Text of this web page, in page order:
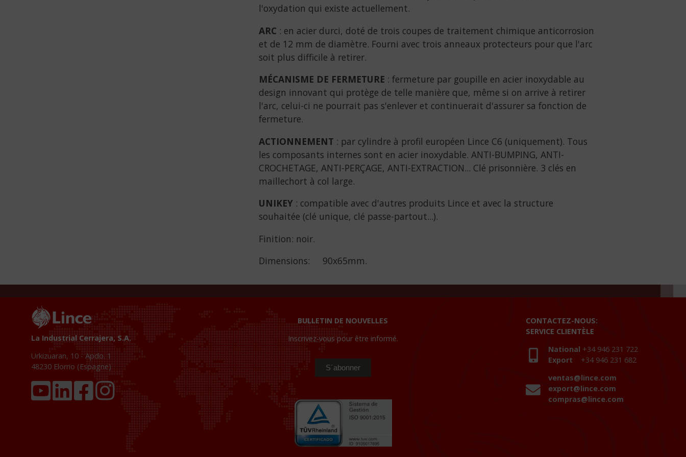
l'oxydation qui existe actuellement.
ARC : en acier durci, doté de trois coupes de traitement chimique anticorrosion
et de 12 mm de diamètre. Fourni avec trois anneaux protecteurs pour que l'arc
soit plus difficile à retirer.
MÉCANISME DE FERMETURE : fermeture par goupille en acier inoxydable au
design innovant qui protège de telle manière que, même si on arrive à retirer
l'arc, celui-ci ne pourrait pas s'enlever et continuerait d'assurer sa fonction de
fermeture.
ACTIONNEMENT : par cylindre à profil européen Lince C6 (uniquement). Tous
les composants internes sont en acier inoxydable. ANTI-BUMPING, ANTI-
CROCHETAGE, ANTI-PERÇAGE, ANTI-EXTRACTION... Clé prisonnière. 3 clés en
maillechort à col large.
UNIKEY: compatible avec d'autres produits Lince et avec la structure
souhaitée (clé unique, clé passe-partout...).
Finition: noir.
Dimensions: 90x65mm.
La Industrial Cerrajera, S.A.
Urkizuaran, 10 - Apdo. 1
48230 Elorrio (Espagne)
BULLETIN DE NOUVELLES
Inscrivez-vous pour être informé.
CONTACTEZ-NOUS:
SERVICE CLIENTÈLE
National +34 946 231 722
Export +34 946 231 682
ventas@lince.com
export@lince.com
compras@lince.com